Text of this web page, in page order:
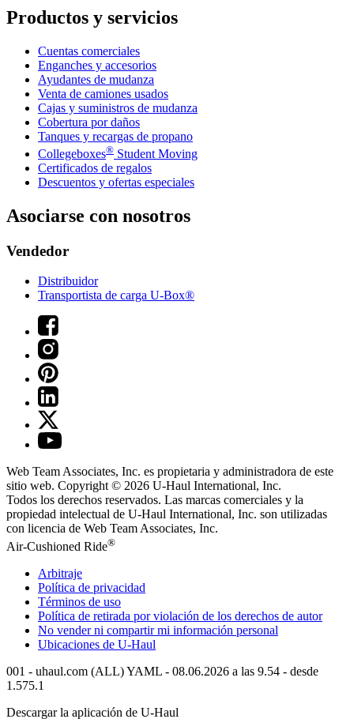
Productos y servicios
Cuentas comerciales
Enganches y accesorios
Ayudantes de mudanza
Venta de camiones usados
Cajas y suministros de mudanza
Cobertura por daños
Tanques y recargas de propano
Collegeboxes® Student Moving
Certificados de regalos
Descuentos y ofertas especiales
Asociarse con nosotros
Vendedor
Distribuidor
Transportista de carga U-Box®
Web Team Associates, Inc. es propietaria y administradora de este
sitio web. Copyright © 2026 U-Haul International, Inc.
Todos los derechos reservados. Las marcas comerciales y la
propiedad intelectual de U-Haul International, Inc. son utilizadas
con licencia de Web Team Associates, Inc.
Air-Cushioned Ride®
Arbitraje
Política de privacidad
Términos de uso
Política de retirada por violación de los derechos de autor
No vender ni compartir mi información personal
Ubicaciones de U-Haul
001 - uhaul.com (ALL) YAML - 08.06.2026 a las 9.54 - desde
1.575.1
Descargar la aplicación de U-Haul